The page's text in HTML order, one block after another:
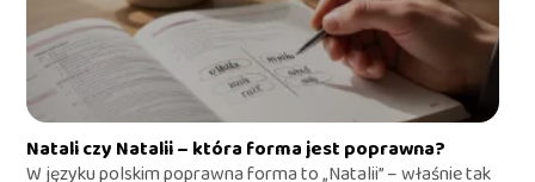
Natali czy Natalii – która forma jest poprawna?
W języku polskim poprawna forma to „Natalii” – właśnie tak